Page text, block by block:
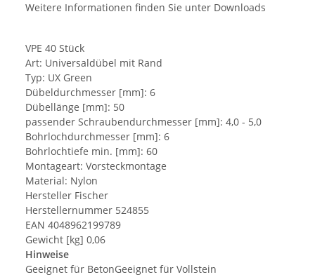
Weitere Informationen finden Sie unter Downloads
VPE 40 Stück
Art: Universaldübel mit Rand
Typ: UX Green
Dübeldurchmesser [mm]: 6
Dübellänge [mm]: 50
passender Schraubendurchmesser [mm]: 4,0 - 5,0
Bohrlochdurchmesser [mm]: 6
Bohrlochtiefe min. [mm]: 60
Montageart: Vorsteckmontage
Material: Nylon
Hersteller Fischer
Herstellernummer 524855
EAN 4048962199789
Gewicht [kg] 0,06
Hinweise
Geeignet für BetonGeeignet für Vollstein